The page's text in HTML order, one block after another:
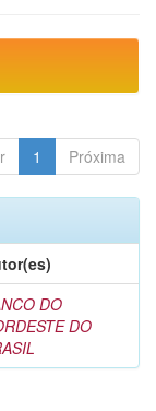
1 Próxima
DO
DO